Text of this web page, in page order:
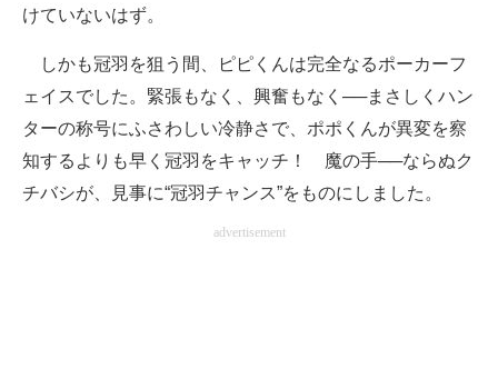
けていないはず。
しかも冠羽を狙う間、ピピくんは完全なるポーカーフ
ェイスでした。緊張もなく、興奮もなく──まさしくハン
ターの称号にふさわしい冷静さで、ポポくんが異変を察
知するよりも早く冠羽をキャッチ！ 魔の手──ならぬク
チバシが、見事に“冠羽チャンス”をものにしました。
advertisement